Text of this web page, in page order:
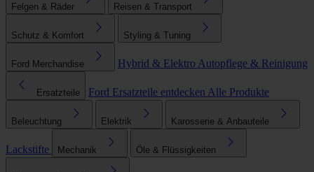
Felgen & Räder Reisen & Transport
Schutz & Komfort Styling & Tuning
Ford Merchandise Hybrid & Elektro Autopflege & Reinigung
Ersatzteile Ford Ersatzteile entdecken Alle Produkte
Beleuchtung Elektrik Karosserie & Anbauteile
Lackstifte Mechanik Öle & Flüssigkeiten